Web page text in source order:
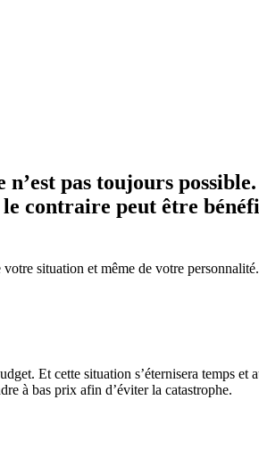
pas toujours
contraire peut être
situation et même de votre personnalité.
Et cette situation s’éternisera temps et
à bas prix afin d’éviter la catastrophe.